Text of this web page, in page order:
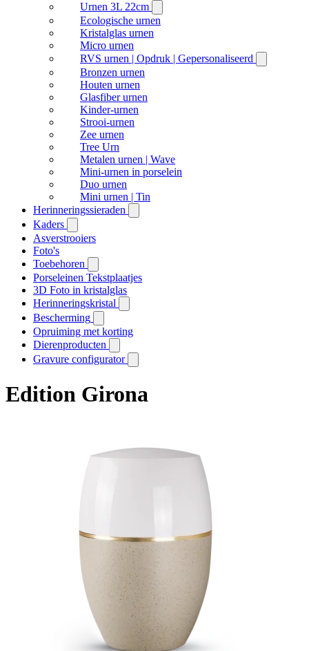
Urnen 3L 22cm
Ecologische urnen
Kristalglas urnen
Micro urnen
RVS urnen | Opdruk | Gepersonaliseerd
Bronzen urnen
Houten urnen
Glasfiber urnen
Kinder-urnen
Strooi-urnen
Zee urnen
Tree Urn
Metalen urnen | Wave
Mini-urnen in porselein
Duo urnen
Mini urnen | Tin
Herinneringssieraden
Kaders
Asverstrooiers
Foto's
Toebehoren
Porseleinen Tekstplaatjes
3D Foto in kristalglas
Herinneringskristal
Bescherming
Opruiming met korting
Dierenproducten
Gravure configurator
Edition Girona